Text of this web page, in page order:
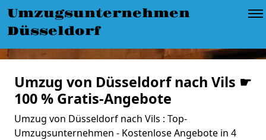
Umzugsunternehmen
Düsseldorf
Umzug von Düsseldorf nach Vils ☛
100 % Gratis-Angebote
Umzug von Düsseldorf nach Vils : Top-
Umzugsunternehmen - Kostenlose Angebote in 4